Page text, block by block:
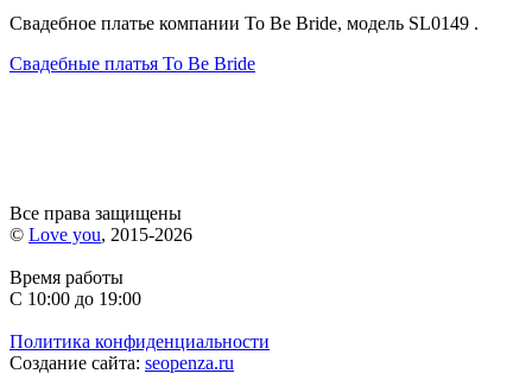
Свадебное платье компании To Be Bride, модель SL0149 .
Свадебные платья To Be Bride
Все права защищены
© Love you, 2015-2026
Время работы
С 10:00 до 19:00
Политика конфиденциальности
Создание сайта: seopenza.ru